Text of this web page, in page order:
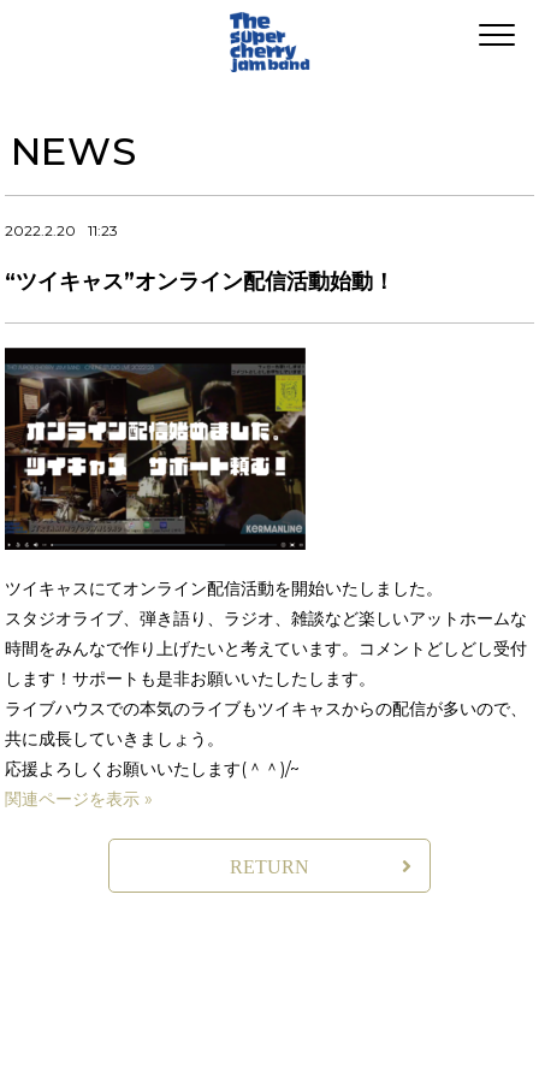
NEWS
2022.2.20 11:23
“ツイキャス”オンライン配信活動始動！
ツイキャスにてオンライン配信活動を開始いたしました。
スタジオライブ、弾き語り、ラジオ、雑談など楽しいアットホームな
時間をみんなで作り上げたいと考えています。コメントどしどし受付
します！サポートも是非お願いいたしたします。
ライブハウスでの本気のライブもツイキャスからの配信が多いので、
共に成長していきましょう。
応援よろしくお願いいたします(＾＾)/~
関連ページを表示 »
RETURN